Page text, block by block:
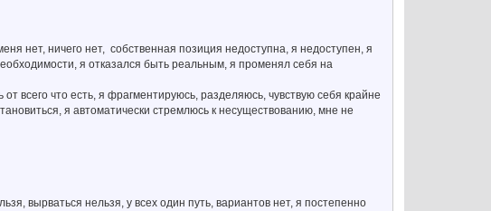
нет, ничего нет, собственная позиция недоступна, я недоступен, я
я отказался быть реальным, я променял себя на
всего что есть, я фрагментируюсь, разделяюсь, чувствую себя крайне
я автоматически стремлюсь к несуществованию, мне не
вырваться нельзя, у всех один путь, вариантов нет, я постепенно